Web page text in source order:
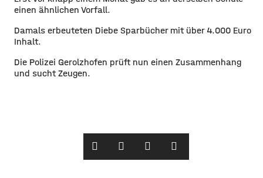
einen ähnlichen Vorfall.
Damals erbeuteten Diebe Sparbücher mit über 4.000 Euro
Inhalt.
Die Polizei Gerolzhofen prüft nun einen Zusammenhang
und sucht Zeugen.